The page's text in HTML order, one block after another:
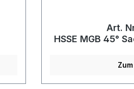
Art.
HSSE MGB 45°